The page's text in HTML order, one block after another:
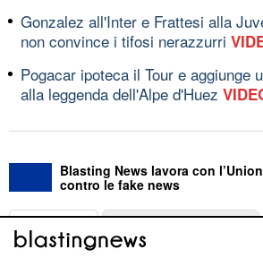
Gonzalez all'Inter e Frattesi alla
non convince i tifosi nerazzurri
Pogacar ipoteca il Tour e aggiunge
alla leggenda dell'Alpe d'Huez
Blasting News lavora con
contro le fake news
ABOUT